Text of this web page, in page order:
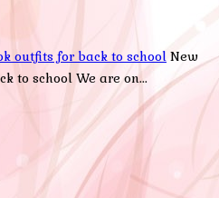
outfits for back to school New
to school We are on...